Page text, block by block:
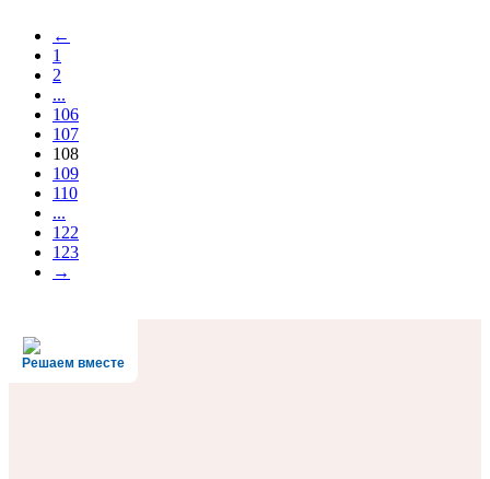
←
1
2
...
106
107
108
109
110
...
122
123
→
Решаем вместе